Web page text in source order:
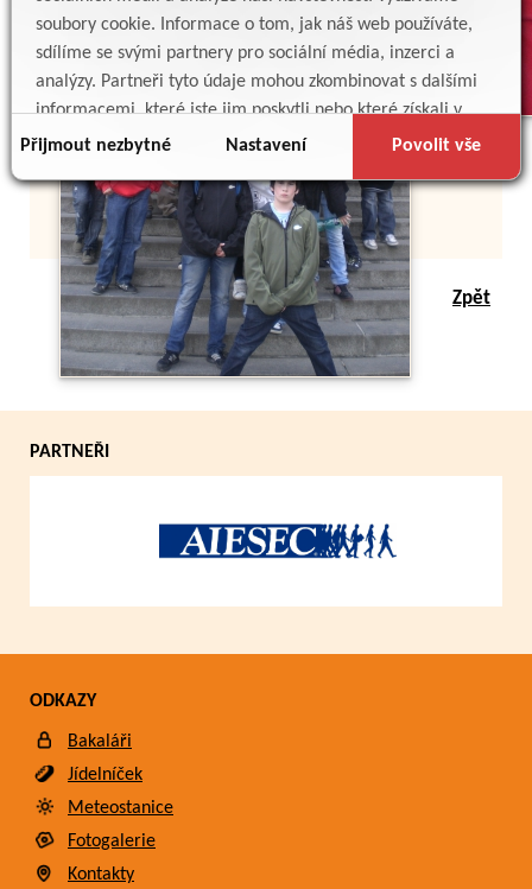
soubory cookie. Informace o tom, jak náš web používáte,
sdílíme se svými partnery pro sociální média, inzerci a
analýzy. Partneři tyto údaje mohou zkombinovat s dalšími
informacemi, které jste jim poskytli nebo které získali v
důsledku toho, že používáte jejich služby.
Přijmout nezbytné Nastavení Povolit vše
Zpět
PARTNEŘI
ODKAZY
Bakaláři
Jídelníček
Meteostanice
Fotogalerie
Kontakty